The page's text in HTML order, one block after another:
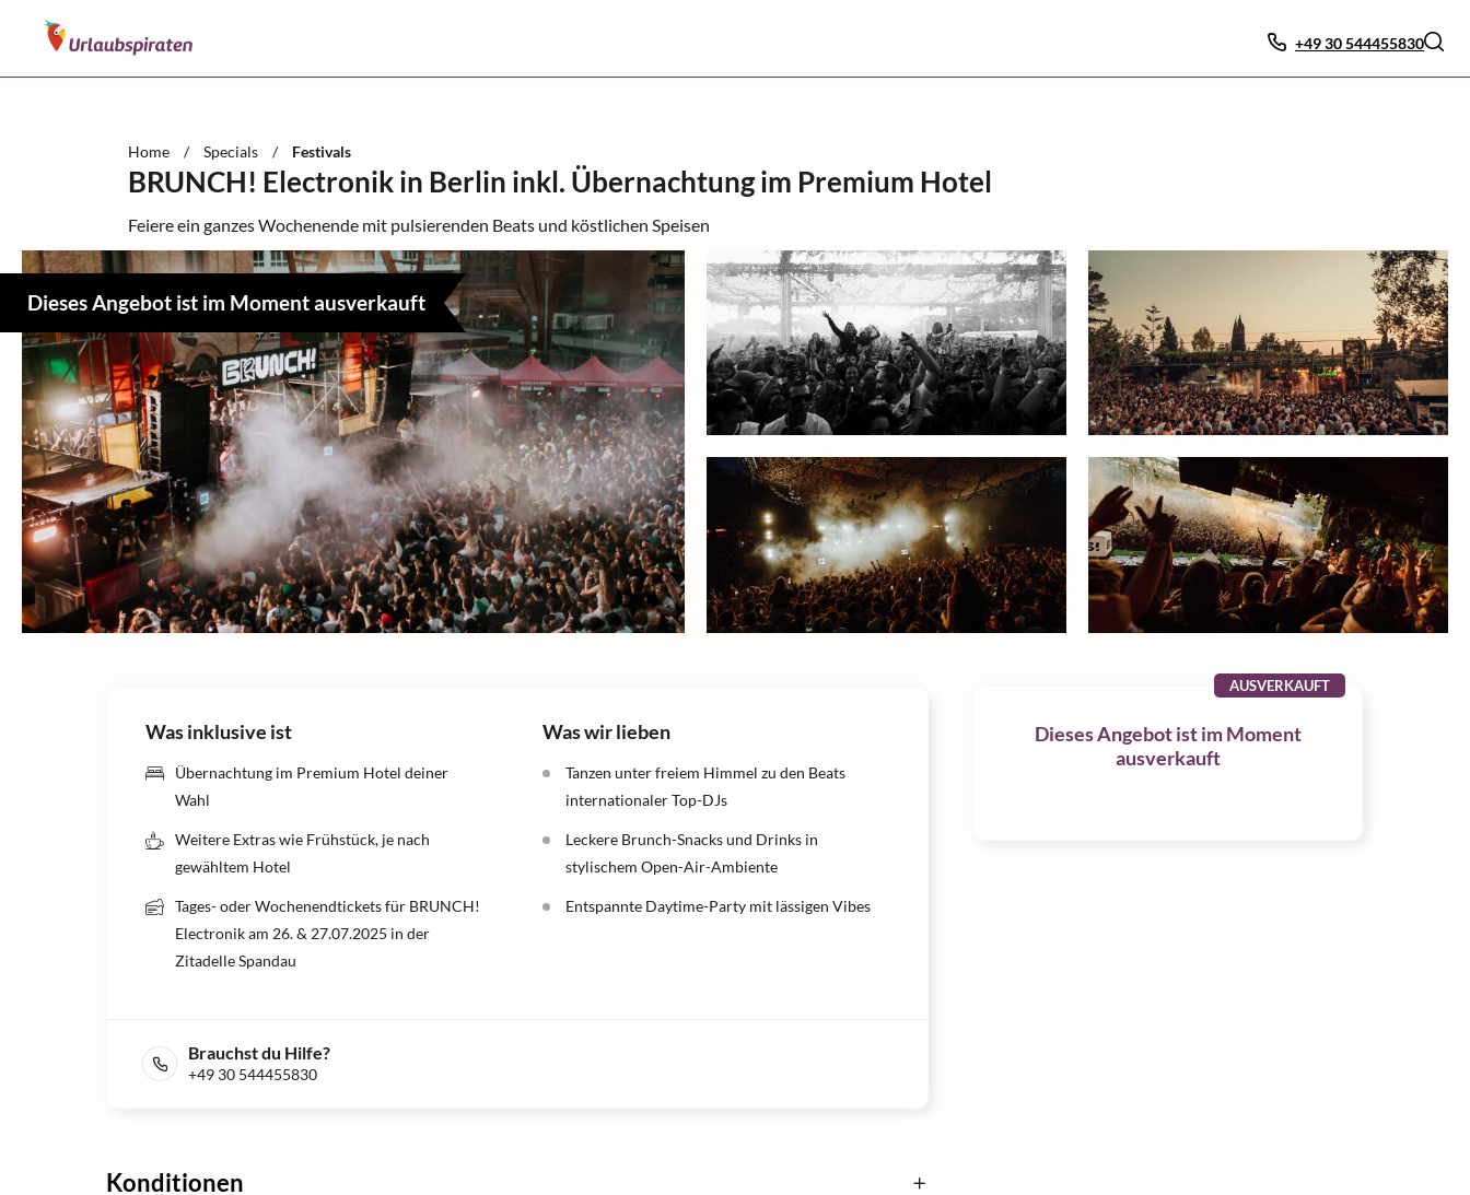
+49 30 544455830
Home / Specials / Festivals
BRUNCH! Electronik in Berlin inkl. Übernachtung im Premium Hotel
Feiere ein ganzes Wochenende mit pulsierenden Beats und köstlichen Speisen
Dieses Angebot ist im Moment ausverkauft
AUSVERKAUFT
Dieses Angebot ist im Moment
ausverkauft
Was inklusive ist
Übernachtung im Premium Hotel deiner
Wahl
Weitere Extras wie Frühstück, je nach
gewähltem Hotel
Tages- oder Wochenendtickets für BRUNCH!
Electronik am 26. & 27.07.2025 in der
Zitadelle Spandau
Was wir lieben
Tanzen unter freiem Himmel zu den Beats
internationaler Top-DJs
Leckere Brunch-Snacks und Drinks in
stylischem Open-Air-Ambiente
Entspannte Daytime-Party mit lässigen Vibes
Brauchst du Hilfe?
+49 30 544455830
Konditionen